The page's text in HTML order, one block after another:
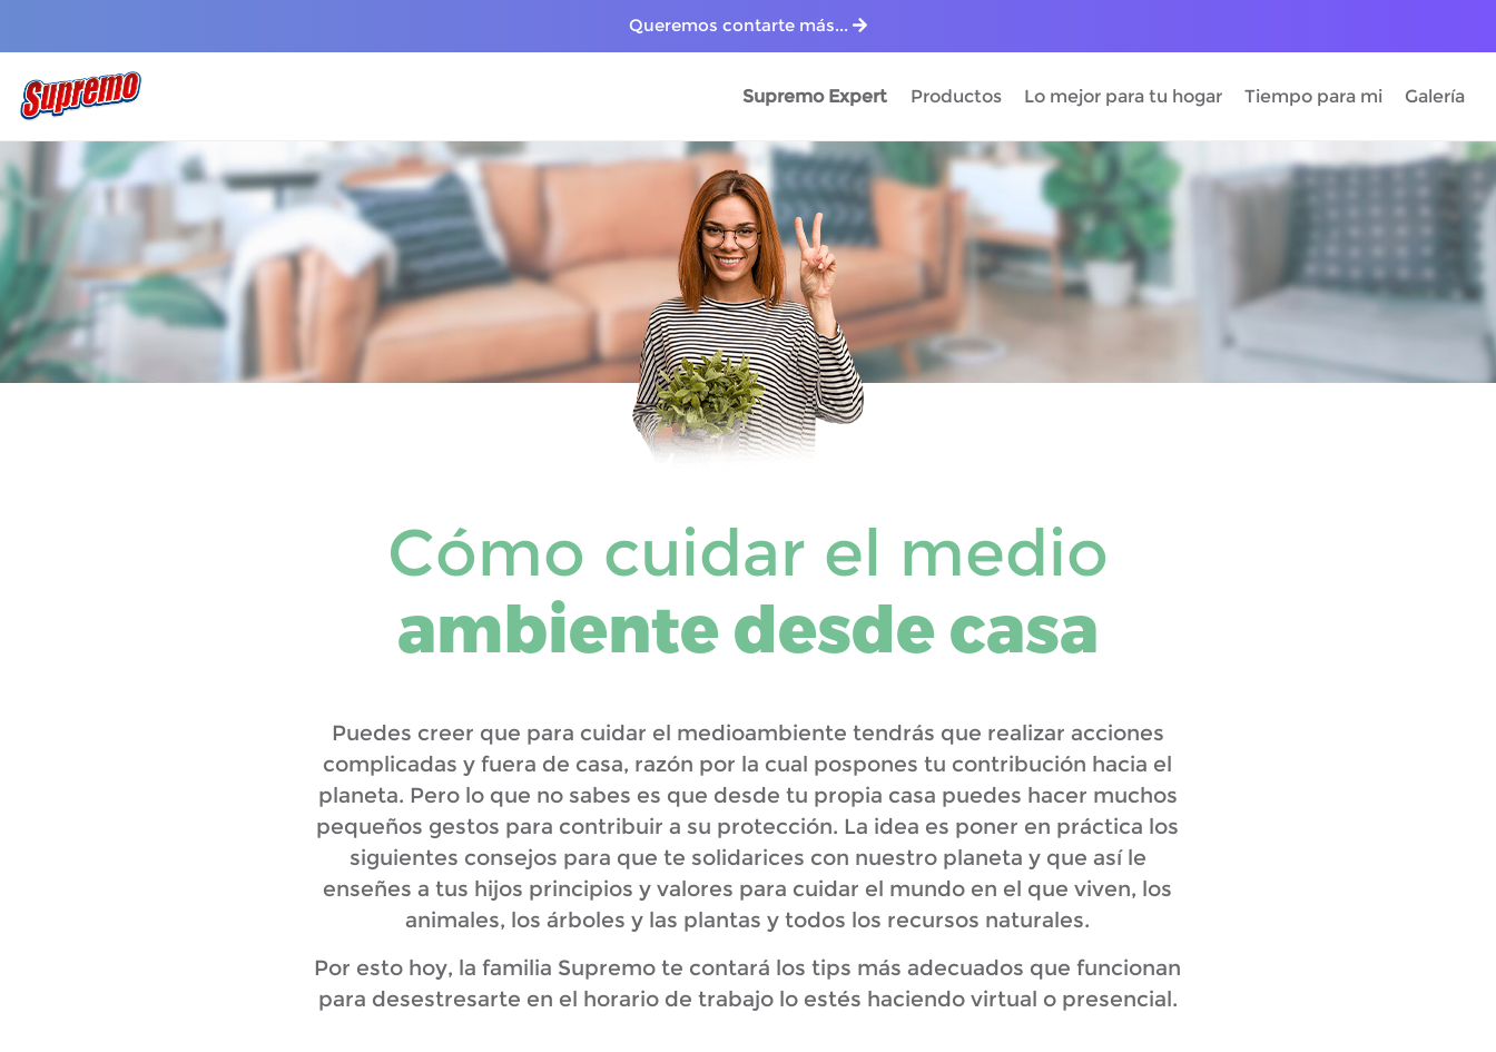
Queremos contarte más...
Supremo Expert Productos Lo mejor para tu hogar Tiempo para mi Galería
Cómo cuidar el medio
ambiente desde casa
Puedes creer que para cuidar el medioambiente tendrás que realizar acciones
complicadas y fuera de casa, razón por la cual pospones tu contribución hacia el
planeta. Pero lo que no sabes es que desde tu propia casa puedes hacer muchos
pequeños gestos para contribuir a su protección. La idea es poner en práctica los
siguientes consejos para que te solidarices con nuestro planeta y que así le
enseñes a tus hijos principios y valores para cuidar el mundo en el que viven, los
animales, los árboles y las plantas y todos los recursos naturales.
Por esto hoy, la familia Supremo te contará los tips más adecuados que funcionan
para desestresarte en el horario de trabajo lo estés haciendo virtual o presencial.